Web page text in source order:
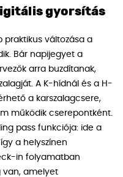
gyorsítás
praktikus változása a
Bár napijegyet a
arra buzdítanak,
A K-hídnál és a H-
a karszalagcsere,
működik cserepontként.
pass funkciója: ide a
a helyszínen
in folyamatban
van, amelyet